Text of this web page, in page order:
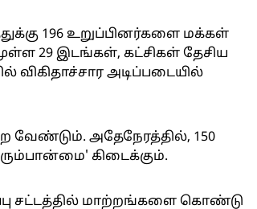
196 உறுப்பினர்களை மக்கள்
29 இடங்கள், கட்சிகள் தேசிய
அடிப்படையில்
வேண்டும். அதேநேரத்தில், 150
கிடைக்கும்.
சட்டத்தில் மாற்றங்களை கொண்டு